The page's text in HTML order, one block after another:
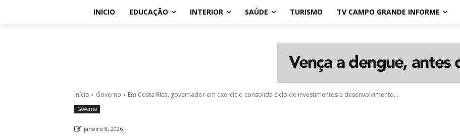
INICIO EDUCAÇÃO INTERIOR SAÚDE TURISMO TV CAMPO GRANDE INFORME
Início Governo Em Costa Rica, governador em exercício consolida ciclo de investimentos e desenvolvimento...
Governo
janeiro 8, 2026